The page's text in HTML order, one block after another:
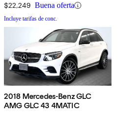
$22,249 Buena oferta
Incluye tarifas de conc.
2018 Mercedes-Benz GLC
AMG GLC 43 4MATIC